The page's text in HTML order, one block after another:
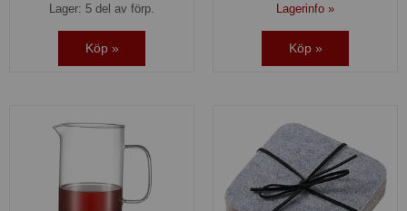
Lager: 5 del av förp.
Köp »
Lagerinfo »
Köp »